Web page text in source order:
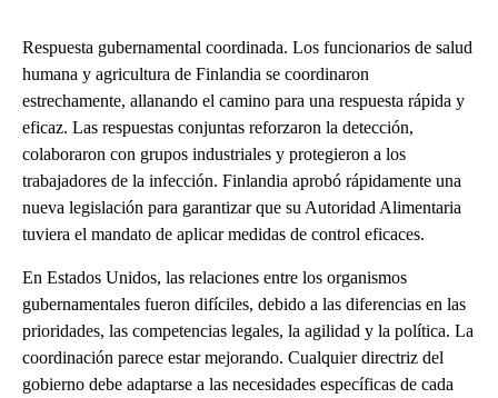
Respuesta gubernamental coordinada. Los funcionarios de salud
humana y agricultura de Finlandia se coordinaron
estrechamente, allanando el camino para una respuesta rápida y
eficaz. Las respuestas conjuntas reforzaron la detección,
colaboraron con grupos industriales y protegieron a los
trabajadores de la infección. Finlandia aprobó rápidamente una
nueva legislación para garantizar que su Autoridad Alimentaria
tuviera el mandato de aplicar medidas de control eficaces.
En Estados Unidos, las relaciones entre los organismos
gubernamentales fueron difíciles, debido a las diferencias en las
prioridades, las competencias legales, la agilidad y la política. La
coordinación parece estar mejorando. Cualquier directriz del
gobierno debe adaptarse a las necesidades específicas de cada